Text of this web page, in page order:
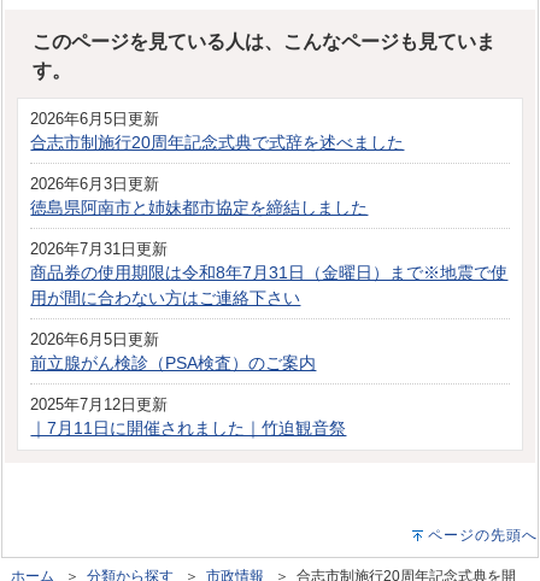
このページを見ている人は、こんなページも見ていま
す。
2026年6月5日更新
合志市制施行20周年記念式典で式辞を述べました
2026年6月3日更新
徳島県阿南市と姉妹都市協定を締結しました
2026年7月31日更新
商品券の使用期限は令和8年7月31日（金曜日）まで※地震で使
用が間に合わない方はご連絡下さい
2026年6月5日更新
前立腺がん検診（PSA検査）のご案内
2025年7月12日更新
｜7月11日に開催されました｜竹迫観音祭
ページの先頭へ
ホーム ＞分類から探す ＞市政情報 ＞ 合志市制施行20周年記念式典を開